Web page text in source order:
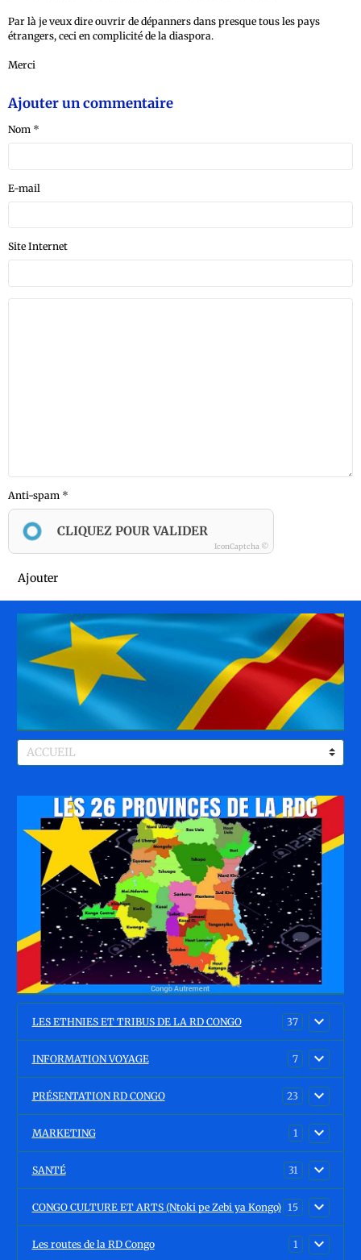
Par là je veux dire ouvrir de dépanners dans presque tous les pays
étrangers, ceci en complicité de la diaspora.
Merci
Ajouter un commentaire
Nom
E-mail
Site Internet
Anti-spam
CLIQUEZ POUR VALIDER
IconCaptcha ©
Ajouter
LES ETHNIES ET TRIBUS DE LA RD CONGO 37
INFORMATION VOYAGE 7
PRÉSENTATION RD CONGO 23
MARKETING 1
SANTÉ 31
CONGO CULTURE ET ARTS (Ntoki pe Zebi ya Kongo) 15
Les routes de la RD Congo 1